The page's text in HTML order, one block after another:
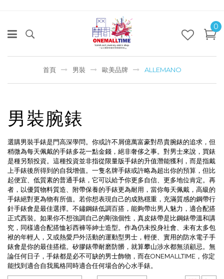
0
首頁 男裝 歐美品牌 ALLEMANO
男裝腕錶
選購男裝手錶是門高深學問。你或許不屑億萬富豪對昂貴腕錶的追求，但
稍微為每天佩戴的手錶多花一點金錢，絕非奢侈之事。對男士來說，買錶
是種另類投資。這種投資並非指從限量版手錶的升值潛能獲利，而是指戴
上手錶後所得到的自我增值。一隻名牌手錶或許略為超出你的預算，但比
起便宜、低質素的普通手錶，它可以給予你更多自信、更多地位肯定。再
者，以優質物料質造、附帶保養的手錶更為耐用，當你每天佩戴，高級的
手錶絕對更為物有所值。若你想表現自己的成熟穩重，充滿質感的鋼帶行
針手錶會是最佳選擇。不鏽鋼錶低調百搭，能夠帶出男人魅力，適合配搭
正式西裝。如果你不想強調自己的剛強個性，真皮錶帶是比鋼錶帶溫和講
究，同樣適合配搭恤衫西褲等紳士造型。作為仍未投身社會、未有太多包
袱的年輕人，又或熱愛戶外活動的運動型男士，輕便、實用的防水電子手
錶會是你的最佳搭檔。矽膠錶帶耐磨防髒，就算攀山涉水都無須顧忌。無
論任何日子，手錶都是必不可缺的男士飾物，而在ONEMALLTIME，你定
能找到適合自我風格同時適合任何場合的心水手錶。